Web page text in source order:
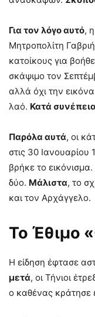
Για τον λόγο αυτό,
Μητροπολίτη
κατοίκους για
σκάψιμο τον
αλλά όχι την
λαό. Κατά συνέπεια
Παρόλα αυτά, οι
στις 30
βρήκε το
δύο. Μάλιστα, το
και τον Αρχάγγελο.
Το Έθιμο
Η είδηση έφτασε
μετά, οι Τήνιοι
ο καθένας